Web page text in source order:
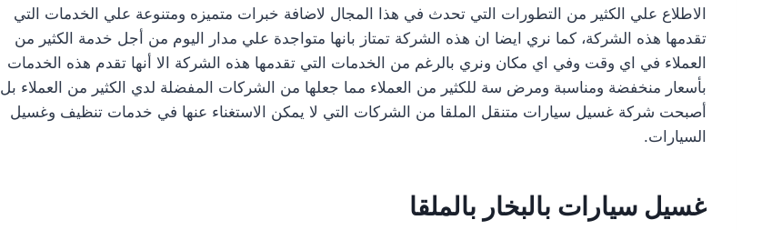
الاطلاع علي الكثير من التطورات التي تحدث في هذا المجال لاضافة خبرات متميزه ومتنوعة علي الخدمات التي
تقدمها هذه الشركة، كما نري ايضا ان هذه الشركة تمتاز بانها متواجدة علي مدار اليوم من أجل خدمة الكثير من
العملاء في اي وقت وفي اي مكان ونري بالرغم من الخدمات التي تقدمها هذه الشركة الا أنها تقدم هذه الخدمات
بأسعار منخفضة ومناسبة ومرض سة للكثير من العملاء مما جعلها من الشركات المفضلة لدي الكثير من العملاء بل
أصبحت شركة غسيل سيارات متنقل الملقا من الشركات التي لا يمكن الاستغناء عنها في خدمات تنظيف وغسيل
السيارات.
غسيل سيارات بالبخار بالملقا